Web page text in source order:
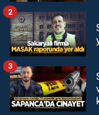
2
3